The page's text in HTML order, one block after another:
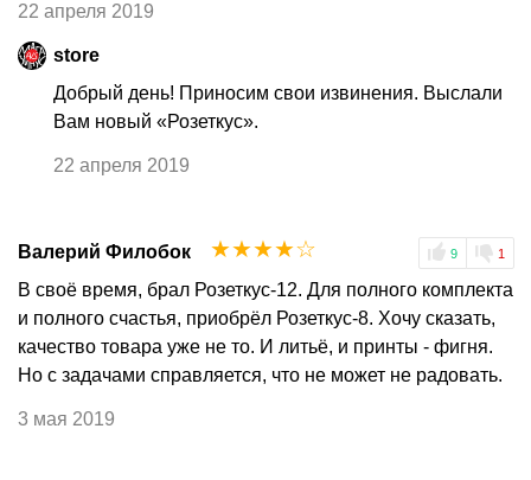
22 апреля 2019
store
Добрый день! Приносим свои извинения. Выслали
Вам новый «Розеткус».
22 апреля 2019
Валерий Филобок 9 1
☆
☆
☆
☆
☆
В своё время, брал Розеткус-12. Для полного комплекта
и полного счастья, приобрёл Розеткус-8. Хочу сказать,
качество товара уже не то. И литьё, и принты - фигня.
Но с задачами справляется, что не может не радовать.
3 мая 2019